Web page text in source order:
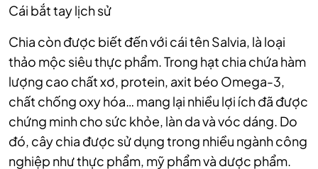
Cái bắt tay lịch sử
Chia còn được biết đến với cái tên Salvia, là loại
thảo mộc siêu thực phẩm. Trong hạt chia chứa hàm
lượng cao chất xơ, protein, axit béo Omega-3,
chất chống oxy hóa… mang lại nhiều lợi ích đã được
chứng minh cho sức khỏe, làn da và vóc dáng. Do
đó, cây chia được sử dụng trong nhiều ngành công
nghiệp như thực phẩm, mỹ phẩm và dược phẩm.